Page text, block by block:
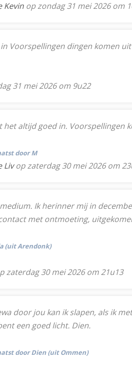
Kevin op zondag 31 mei 2026 om
Voorspellingen dingen komen
31 mei 2026 om 9u22
het altijd goed in. Voorspellingen
door M
Livop zaterdag 30 mei 2026 om
Ik herinner mij in
met ontmoeting,
(uit Arendonk)
zaterdag 30 mei 2026 om 21u13
door jou kan ik slapen, als ik
een goed licht. Dien.
door Dien (uit Ommen)